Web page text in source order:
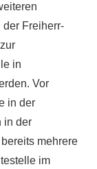
Freiherr-
in
Vor
in der
in der
mehrere
im